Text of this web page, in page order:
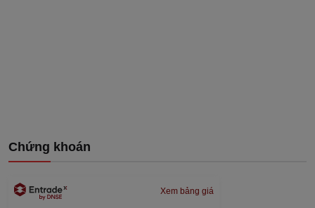
Chứng khoán
Xem bảng giá